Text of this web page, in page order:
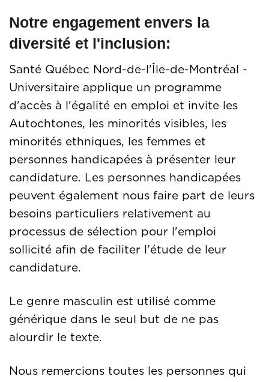
Notre engagement envers la
diversité et l'inclusion:
Santé Québec Nord-de-l'Île-de-Montréal -
Universitaire applique un programme
d'accès à l'égalité en emploi et invite les
Autochtones, les minorités visibles, les
minorités ethniques, les femmes et
personnes handicapées à présenter leur
candidature. Les personnes handicapées
peuvent également nous faire part de leurs
besoins particuliers relativement au
processus de sélection pour l'emploi
sollicité afin de faciliter l'étude de leur
candidature.
Le genre masculin est utilisé comme
générique dans le seul but de ne pas
alourdir le texte.
Nous remercions toutes les personnes qui